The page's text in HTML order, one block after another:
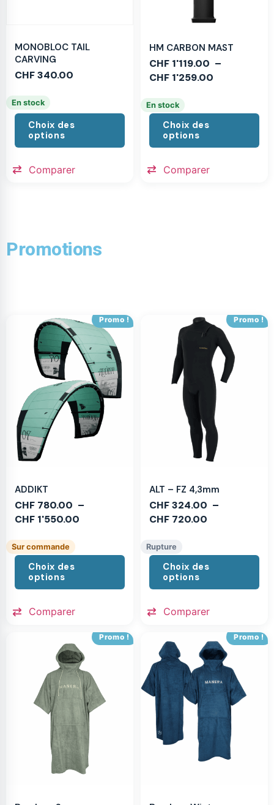
MONOBLOC TAIL
CARVING
CHF340.00
En stock
Choix des
options
Comparer
HM CARBON MAST
CHF 1'119.00 –
CHF 1'259.00
En stock
Choix des
options
Comparer
Promotions
Promo !
ADDIKT
CHF 780.00 –
CHF 1'550.00
Sur commande
Choix des
options
Comparer
Promo !
ALT – FZ 4,3mm
CHF324.00 –
CHF 720.00
Rupture
Choix des
options
Comparer
Promo ! Promo !